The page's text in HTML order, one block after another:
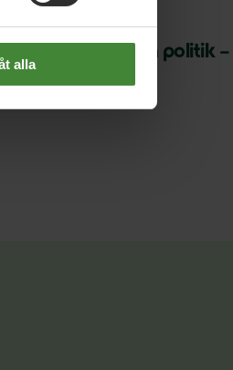
alla
vinner på grön politik –